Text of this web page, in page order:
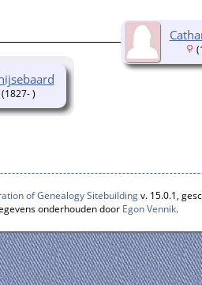
(1827- )
of Genealogy Sitebuildingv. 15.0.1,
onderhouden door Egon Vennik.